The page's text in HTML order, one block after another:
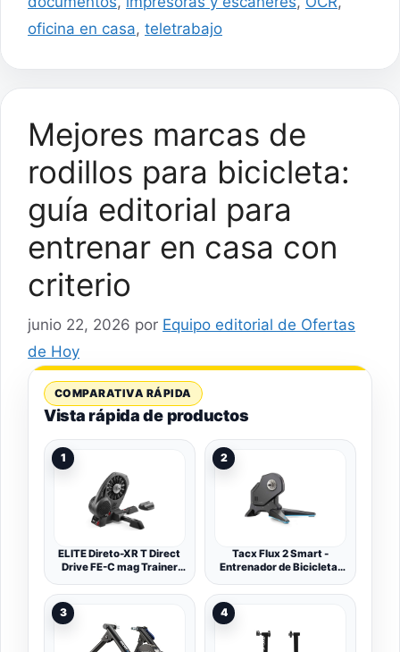
oficina en casa, teletrabajo
Mejores marcas de
rodillos para bicicleta:
guía editorial para
entrenar en casa con
criterio
junio 22, 2026 por Equipo editorial de Ofertas
de Hoy
COMPARATIVA RÁPIDA
Vista rápida de productos
1
ELITE Direto-XR T Direct
Drive FE-C mag Trainer
OTS, Talla única,
0171013EXUE, Negro
2
Tacx Flux 2 Smart -
Entrenador de Bicicleta,
única - T2980.61
3 4